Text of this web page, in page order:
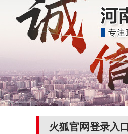
火狐官网登录入口